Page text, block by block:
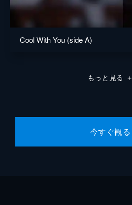
Cool With You (side A)
もっと見る ＋
今すぐ観る